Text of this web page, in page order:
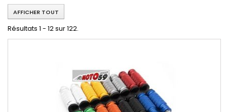
AFFICHER TOUT
Résultats 1 - 12 sur 122.